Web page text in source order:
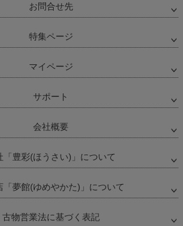
お問合せ先
特集ページ
マイページ
サポート
会社概要
「豊彩(ほうさい)」について
「夢館(ゆめやかた)」について
古物営業法に基づく表記